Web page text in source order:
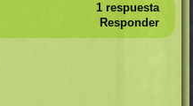
1 respuesta
Responder